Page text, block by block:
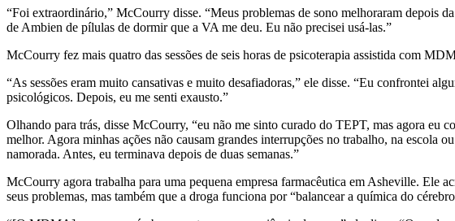
“Foi extraordinário,” McCourry disse. “Meus problemas de sono melhoraram depois
de Ambien de pílulas de dormir que a VA me deu. Eu não precisei usá-las.”
McCourry fez mais quatro das sessões de seis horas de psicoterapia assistida com
“As sessões eram muito cansativas e muito desafiadoras,” ele disse. “Eu confrontei
psicológicos. Depois, eu me senti exausto.”
Olhando para trás, disse McCourry, “eu não me sinto curado do TEPT, mas agora eu
melhor. Agora minhas ações não causam grandes interrupções no trabalho, na escola
namorada. Antes, eu terminava depois de duas semanas.”
McCourry agora trabalha para uma pequena empresa farmacêutica em Asheville. Ele
seus problemas, mas também que a droga funciona por “balancear a química do